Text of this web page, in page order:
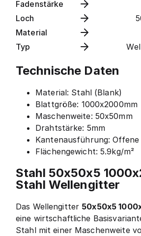
Fadenstärke
Loch
Material
Typ
Technische Daten
Material: Stahl (Blank)
Blattgröße: 1000x2000mm
Maschenweite: 50x50mm
Drahtstärke: 5mm
Kantenausführung:
Flächengewicht: 5.9kg/m²
Stahl 50x50x5
Stahl Wellengitter
Das Wellengitter 50x50x5
eine wirtschaftliche
Stahl mit einer Maschenweite